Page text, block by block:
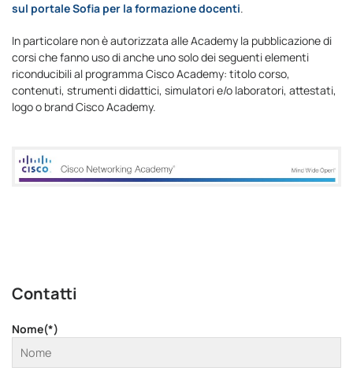
sul portale Sofia per la formazione docenti.
In particolare non è autorizzata alle Academy la pubblicazione di
corsi che fanno uso di anche uno solo dei seguenti elementi
riconducibili al programma Cisco Academy: titolo corso,
contenuti, strumenti didattici, simulatori e/o laboratori, attestati,
logo o brand Cisco Academy.
Contatti
Nome(*)